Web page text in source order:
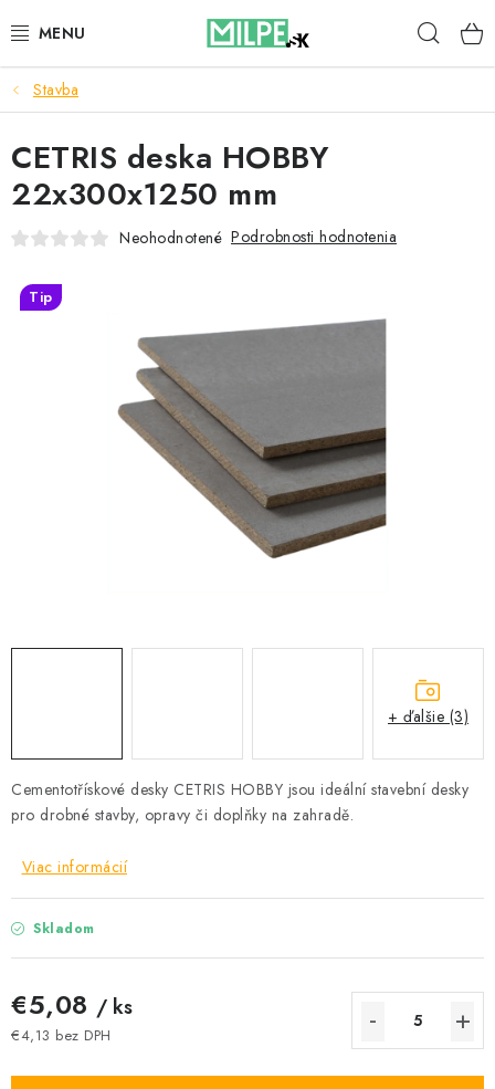
na
STREŠNÉ OKNÁ
PODKROVNÉ SCHODY
DOM A ZÁHRADA
Reklamace a vrácení zboží
Zásady používania súborov cookie
Podmínky ochrany osobních údajů
Obchodní podmínky
Stavba
Cementotřískové desky CETRIS HOBBY jsou ideální stavební desky
pro drobné stavby, opravy či doplňky na zahradě.
Viac informácií
Skladom
€5,08 / ks
€4,13 bez DPH
CETRIS deska HOBBY
22x300x1250 mm
Neohodnotené Podrobnosti hodnotenia
Tip
+ ďalšie (3)